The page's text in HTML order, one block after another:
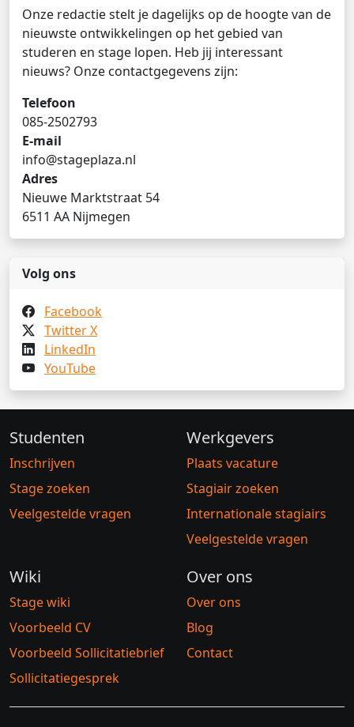
Onze redactie stelt je dagelijks op de hoogte van de
nieuwste ontwikkelingen op het gebied van
studeren en stage lopen. Heb jij interessant
nieuws? Onze contactgegevens zijn:
Telefoon
085-2502793
E-mail
info@stageplaza.nl
Adres
Nieuwe Marktstraat 54
6511 AA Nijmegen
Volg ons
Facebook
Twitter X
LinkedIn
YouTube
Studenten
Inschrijven
Stage zoeken
Veelgestelde vragen
Werkgevers
Plaats vacature
Stagiair zoeken
Internationale stagiairs
Veelgestelde vragen
Wiki
Stage wiki
Voorbeeld CV
Voorbeeld Sollicitatiebrief
Sollicitatiegesprek
Over ons
Over ons
Blog
Contact